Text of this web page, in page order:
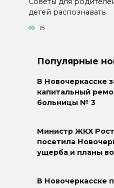
детей распознавать
15
Популярные
В Новочеркасске
капитальный
больницы № 3
Министр ЖКХ
посетила
ущерба и планы
В Новочеркасске